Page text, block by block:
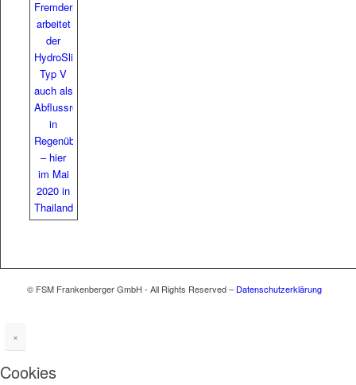
© FSM Frankenberger GmbH - All Rights Reserved – Datenschutzerklärung
×
Cookies